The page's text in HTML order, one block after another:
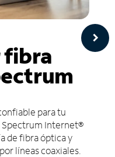
para tu
Spectrum Internet®
de fibra óptica y
líneas coaxiales.